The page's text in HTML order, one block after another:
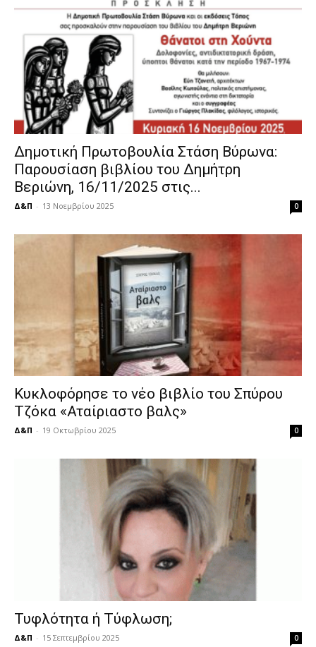
Δημοτική Πρωτοβουλία Στάση Βύρωνα:
Παρουσίαση βιβλίου του Δημήτρη
Βεριώνη, 16/11/2025 στις...
Δ&Π - 13 Νοεμβρίου 2025 0
Κυκλοφόρησε το νέο βιβλίο του Σπύρου
Τζόκα «Αταίριαστο βαλς»
Δ&Π - 19 Οκτωβρίου 2025 0
Τυφλότητα ή Τύφλωση;
Δ&Π - 15 Σεπτεμβρίου 2025 0